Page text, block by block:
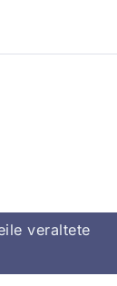
veraltete